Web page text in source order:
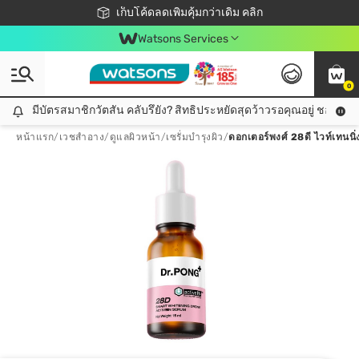
เก็บโค้ดลดเพิ่มคุ้มกว่าเดิม คลิก
ชอปออนไลน์ครั้งแรก ลดเพิ่มจุก ๆ 10%! 🎉
📦ส่งฟรี! เมื่อชอป 499฿
สมาชิกวัตสัน คลับดียังไง?
Watsons Services
0
มีบัตรสมาชิกวัตสัน คลับรึยัง? สิทธิประหยัดสุดว้าวรอคุณอยู่ ชอปคุ้มกว่าเดิม คลิก!
มีบัตรสมาชิกวัตสัน คลับรึยัง? สิทธิประหยัดสุดว้าวรอคุณอยู่ ชอปคุ้มก
หน้าแรก/ เวชสำอาง/ ดูแลผิวหน้า/เซรั่มบำรุงผิว/ดอกเตอร์พงศ์ 28ดี ไวท์เทน